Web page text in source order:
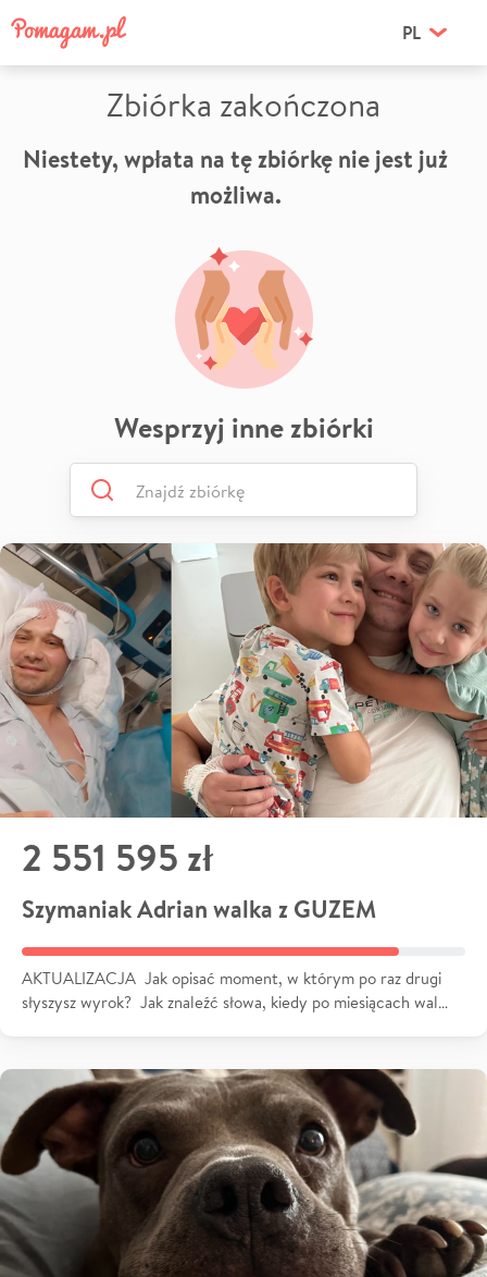
PL
Zbiórka zakończona
Niestety, wpłata na tę zbiórkę nie jest już
możliwa.
Wesprzyj inne zbiórki
2 551 595 zł
Szymaniak Adrian walka z GUZEM
AKTUALIZACJA Jak opisać moment, w którym po raz drugi
słyszysz wyrok? Jak znaleźć słowa, kiedy po miesiącach wal…